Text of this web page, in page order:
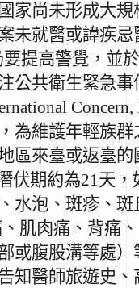
家尚未形成大
未就醫或諱疾
提高警覺，並
公共衛生緊急事
為維護年輕族
區來臺或返臺
伏期約為21天
水泡、斑疹、
肌肉痛、背痛
或腹股溝等處
知醫師旅遊史